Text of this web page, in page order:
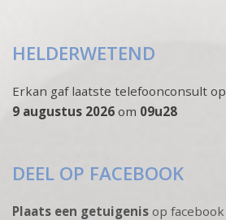
HELDERWETEND
Erkan gaf laatste telefoonconsult op
9 augustus 2026 om 09u28
DEEL OP FACEBOOK
Plaats een getuigenis op facebook